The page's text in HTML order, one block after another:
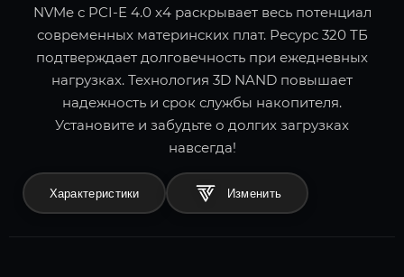
NVMe с PCI-E 4.0 x4 раскрывает весь потенциал
современных материнских плат. Ресурс 320 ТБ
подтверждает долговечность при ежедневных
нагрузках. Технология 3D NAND повышает
надежность и срок службы накопителя.
Установите и забудьте о долгих загрузках
навсегда!
Характеристики